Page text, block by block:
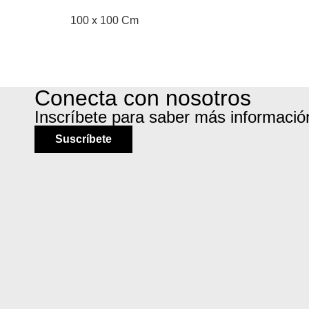
100 x 100 Cm
Conecta con nosotros
Inscríbete para saber más
Suscríbete